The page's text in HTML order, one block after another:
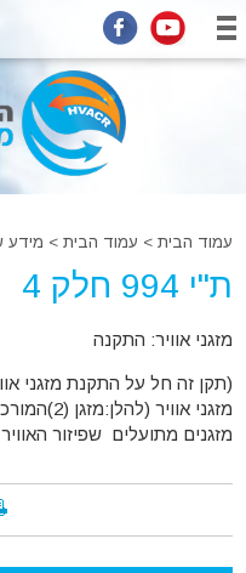
עמוד הבית > עמוד הבית > מידע
ת"י 994 חלק 4
מזגני אוויר: התקנה
(תקן זה חל על התקנת מזגני
מזגנים מתועלים שפיזור